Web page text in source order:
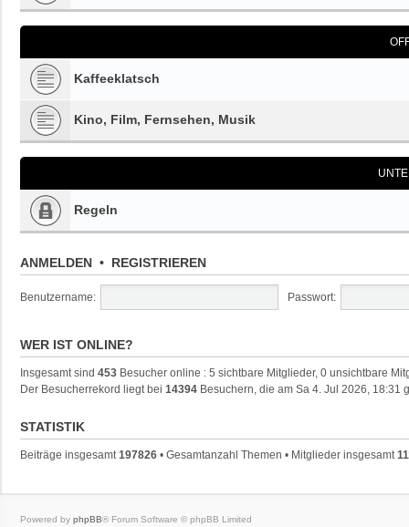
Kaffeeklatsch
Kino, Film, Fernsehen, Musik
Regeln
ANMELDEN • REGISTRIEREN
Benutzername: Passwort:
WER IST ONLINE?
Insgesamt sind 453 Besucher online : 5 sichtbare Mitglieder, 0 unsichtbare
Der Besucherrekord liegt bei 14394 Besuchern, die am Sa 4. Jul 2026, 18:31
STATISTIK
Beiträge insgesamt197826 • Gesamtanzahl Themen • Mitglieder insgesamt
Powered by phpBB® Forum Software © phpBB Limited